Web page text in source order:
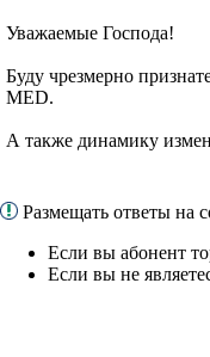
Уважаемые Господа!
Буду чрезмерно
MED.
А также динамику
Размещать ответы на
Если вы абонент
Если вы не